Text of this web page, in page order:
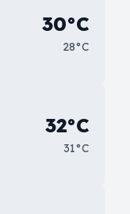
30°C
28°C
32°C
31°C